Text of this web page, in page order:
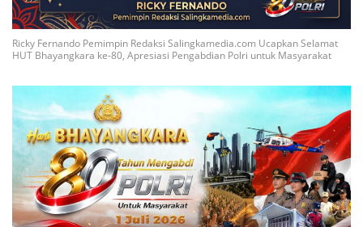
Ricky Fernando Pemimpin Redaksi Salingkamedia.com Ucapkan Selamat
HUT Bhayangkara ke-80, Apresiasi Pengabdian Polri untuk Masyarakat